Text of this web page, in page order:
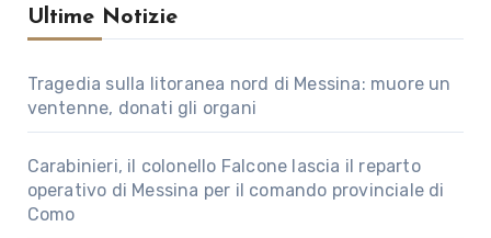
Ultime Notizie
Tragedia sulla litoranea nord di Messina: muore un
ventenne, donati gli organi
Carabinieri, il colonello Falcone lascia il reparto
operativo di Messina per il comando provinciale di
Como